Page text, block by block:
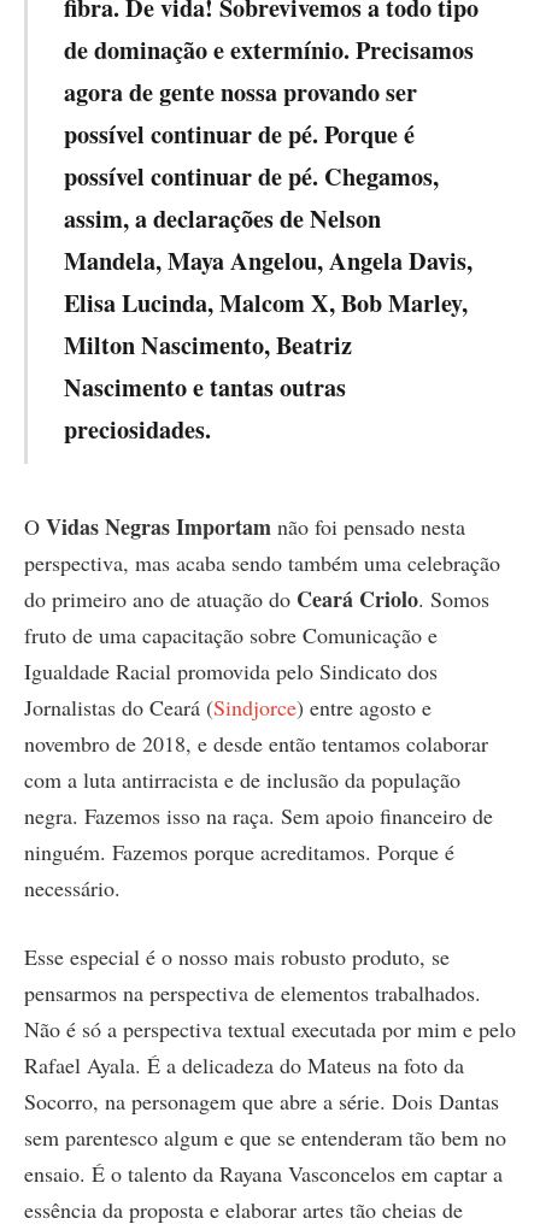
fibra. De vida! Sobrevivemos a todo tipo
de dominação e extermínio. Precisamos
agora de gente nossa provando ser
possível continuar de pé. Porque é
possível continuar de pé. Chegamos,
assim, a declarações de Nelson
Mandela, Maya Angelou, Angela Davis,
Elisa Lucinda, Malcom X, Bob Marley,
Milton Nascimento, Beatriz
Nascimento e tantas outras
preciosidades.
O Vidas Negras Importam não foi pensado nesta
perspectiva, mas acaba sendo também uma celebração
do primeiro ano de atuação do Ceará Criolo. Somos
fruto de uma capacitação sobre Comunicação e
Igualdade Racial promovida pelo Sindicato dos
Jornalistas do Ceará (Sindjorce) entre agosto e
novembro de 2018, e desde então tentamos colaborar
com a luta antirracista e de inclusão da população
negra. Fazemos isso na raça. Sem apoio financeiro de
ninguém. Fazemos porque acreditamos. Porque é
necessário.
Esse especial é o nosso mais robusto produto, se
pensarmos na perspectiva de elementos trabalhados.
Não é só a perspectiva textual executada por mim e pelo
Rafael Ayala. É a delicadeza do Mateus na foto da
Socorro, na personagem que abre a série. Dois Dantas
sem parentesco algum e que se entenderam tão bem no
ensaio. É o talento da Rayana Vasconcelos em captar a
essência da proposta e elaborar artes tão cheias de